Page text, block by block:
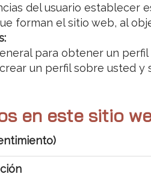
del usuario establecer
forman el sitio web, al
para obtener un
un perfil sobre usted
en este sitio